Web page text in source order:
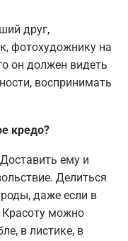
друг,
фотохудожнику на
он должен видеть
воспринимать
кредо?
ему и
Делиться
даже если в
Красоту можно
в листике, в